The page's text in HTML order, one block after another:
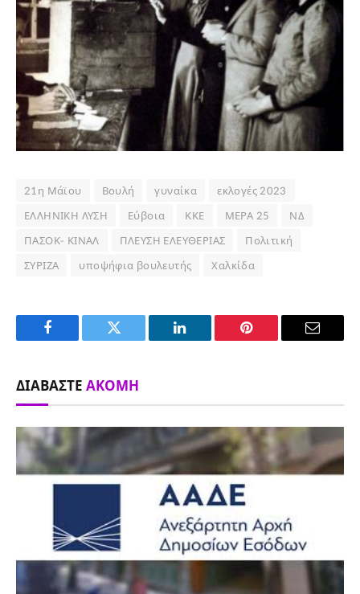
21η Μάϊου Βουλή γυναίκα
εκλογές 2023
ΕΛΛΗΝΙΚΗ ΛΥΣΗ
Εύβοια ΚΚΕ ΜΕΡΑ 25
ΝΔ
ΠΑΣΟΚ- ΚΙΝΑΛ
ΠΛΕΥΣΗ ΕΛΕΥΘΕΡΙΑΣ
Πολιτική
ΣΥΡΙΖΑ
υποψήφια βουλευτής Χαλκίδα
Facebook Twitter LinkedIn Pinterest Email
ΔΙΑΒΆΣΤΕ ΑΚΌΜΗ